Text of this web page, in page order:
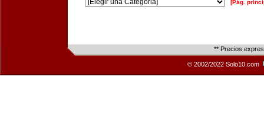
[Pág.
** Precios
© 2002/2022 Solo10.com